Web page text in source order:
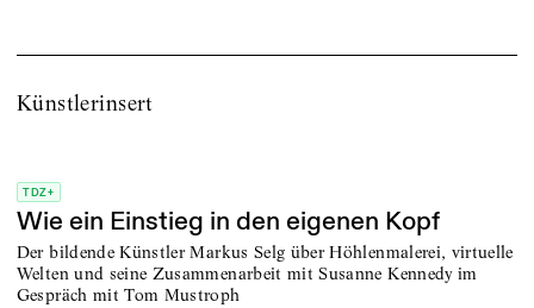
Künstlerinsert
TDZ+
Wie ein Einstieg in den eigenen Kopf
Der bildende Künstler Markus Selg über Höhlenmalerei, virtuelle
Welten und seine Zusammenarbeit mit Susanne Kennedy im
Gespräch mit Tom Mustroph